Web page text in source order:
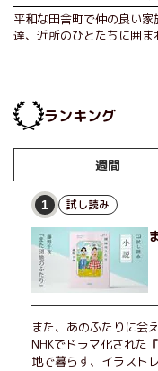
平和な田舎町で仲の良い家
達、近所のひとたちに囲ま
何者かが祭で振る舞われた
こに毒を入れ、多数…
ランキング
週間
1 試し読み
また、あのふたりに会
NHKでドラマ化された
地で暮らす、イラスト